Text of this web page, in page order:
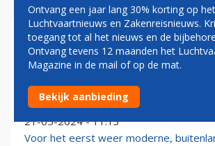
AFGHANISTAN
Turkish Airlines vliegt drie jaar na
door Taliban weer op Afghanistan
21-05-2024 - 11:13
Voor het eerst weer moderne,
Ontvang een jaar lang 30% korting op
Luchtvaartnieuws en Zakenreisnieuws.
toegang tot al het nieuws en de
Ontvang tevens 12 maanden het
Magazine in de mail of op de mat.
Bekijk aanbieding